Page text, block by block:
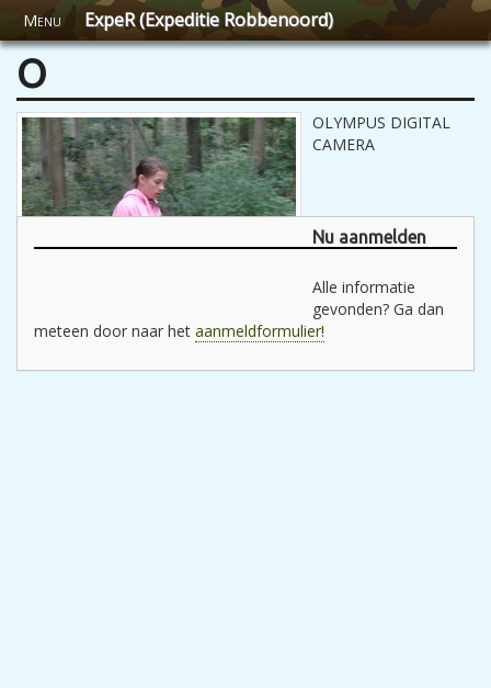
Menu ExpeR (Expeditie Robbenoord)
O
OLYMPUS DIGITAL
CAMERA
Nu aanmelden
Alle informatie
gevonden? Ga dan
meteen door naar het aanmeldformulier!